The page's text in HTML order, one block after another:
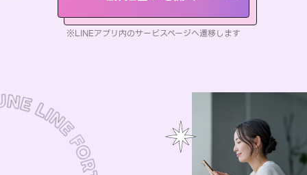
※LINEアプリ内のサービスページへ遷移します